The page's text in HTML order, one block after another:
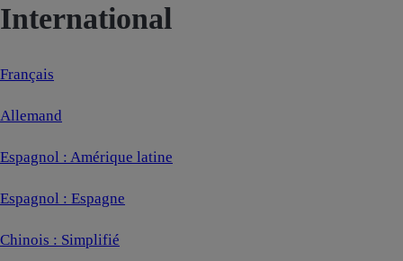
International
Français
Allemand
Espagnol : Amérique latine
Espagnol : Espagne
Chinois : Simplifié